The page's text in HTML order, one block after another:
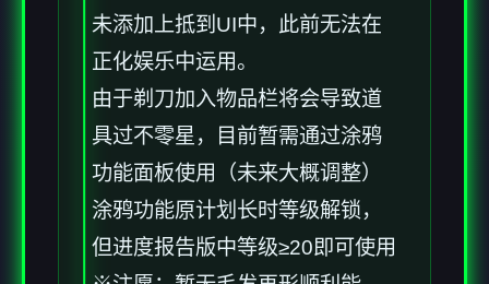
未添加上抵到UI中，此前无法在
正化娱乐中运用。
由于剃刀加入物品栏将会导致道
具过不零星，目前暂需通过涂鸦
功能面板使用（未来大概调整）
涂鸦功能原计划长时等级解锁，
但进度报告版中等级≥20即可使用